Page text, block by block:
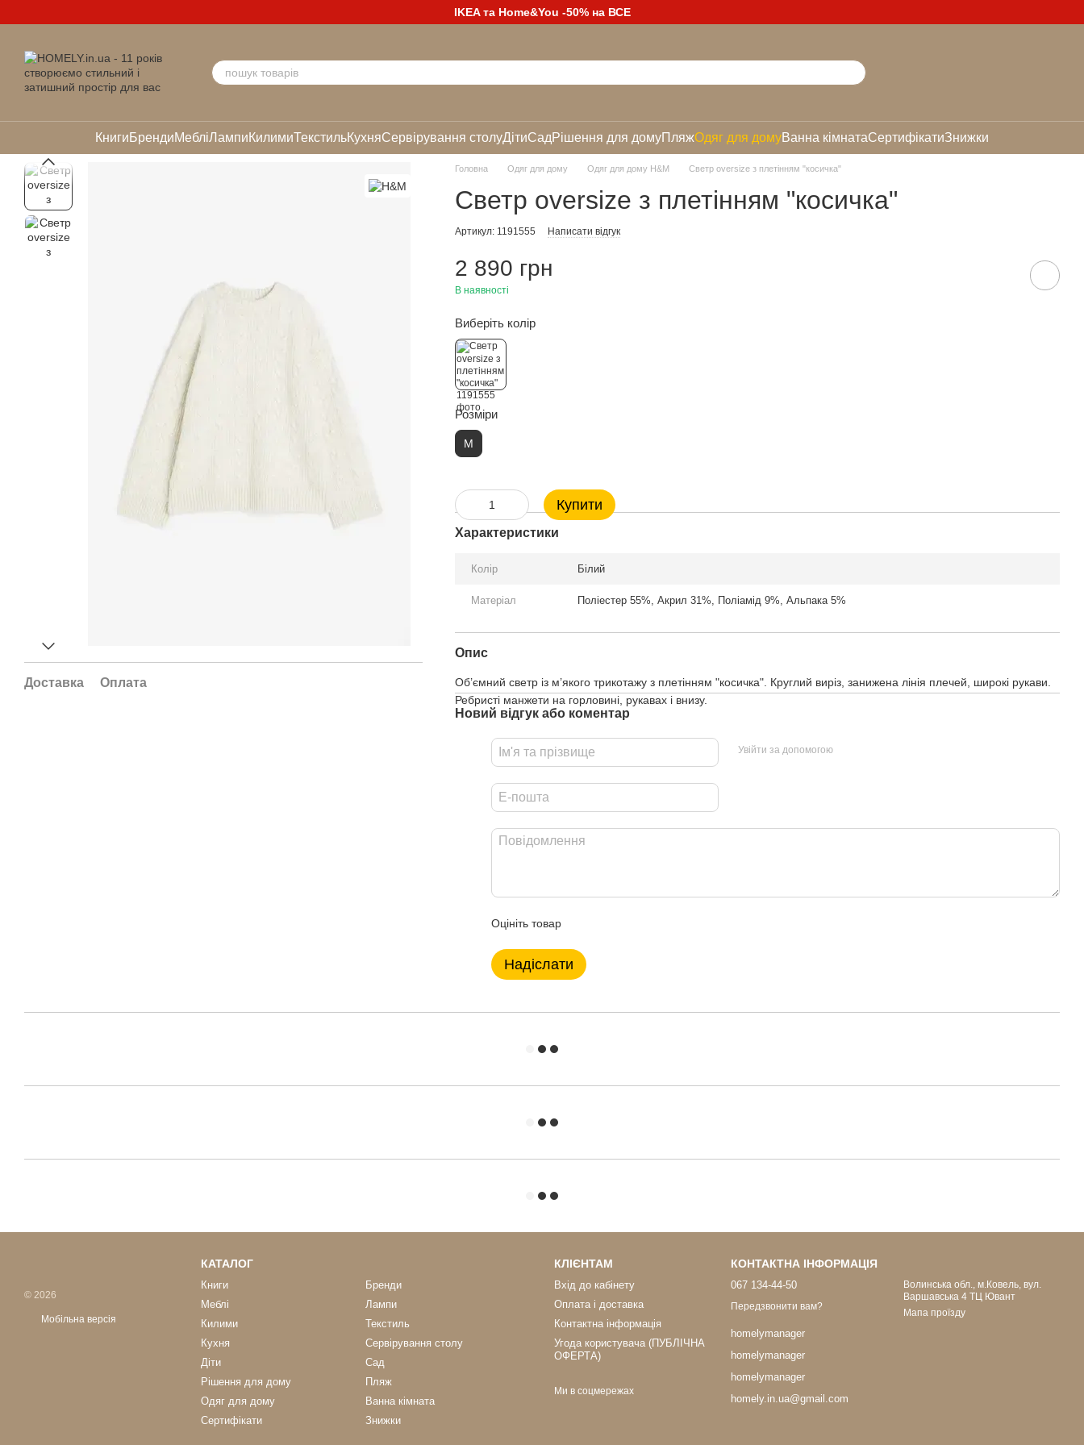
IKEA та Home&You -50% на ВСЕ
КнигиБрендиМебліЛампиКилимиТекстильКухняСервірування столуДітиСадРішення для домуПляжОдяг для домуВанна кімнатаСертифікатиЗнижки
Доставка Оплата
Головна Одяг для дому Одяг для дому H&M Светр oversize з плетінням "косичка"
Светр oversize з плетінням "косичка"
Артикул: 1191555 Написати відгук
2 890 грн
В наявності
Виберіть колір
Розміри
M
Купити
Характеристики
Колір Білий
Матеріал Поліестер 55%, Акрил 31%, Поліамід 9%, Альпака 5%
Опис
Об’ємний светр із м’якого трикотажу з плетінням "косичка". Круглий виріз, занижена лінія плечей, широкі рукави.
Ребристі манжети на горловині, рукавах і внизу.
Новий відгук або коментар
Увійти за допомогою
Оцініть товар
Надіслати
© 2026
Мобільна версія
КАТАЛОГ
Книги
Бренди
Меблі
Лампи
Килими
Текстиль
Кухня
Сервірування столу
Діти
Сад
Рішення для дому
Пляж
Одяг для дому
Ванна кімната
Сертифікати
Знижки
КЛІЄНТАМ
Вхід до кабінету
Оплата і доставка
Контактна інформація
Угода користувача (ПУБЛІЧНА
ОФЕРТА)
Ми в соцмережах
КОНТАКТНА ІНФОРМАЦІЯ
067 134-44-50
Передзвонити вам?
homelymanager
homelymanager
homelymanager
homely.in.ua@gmail.com
Волинська обл., м.Ковель, вул.
Варшавська 4 ТЦ Ювант
Мапа проїзду